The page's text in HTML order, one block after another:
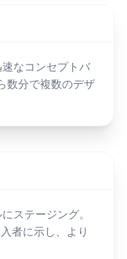
なコンセプトバ
数分で複数のデザ
ステージング。
者に示し、より